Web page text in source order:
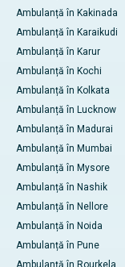
Ambulanță în Kakinada
Ambulanță în Karaikudi
Ambulanță în Karur
Ambulanță în Kochi
Ambulanță în Kolkata
Ambulanță în Lucknow
Ambulanță în Madurai
Ambulanță în Mumbai
Ambulanță în Mysore
Ambulanță în Nashik
Ambulanță în Nellore
Ambulanță în Noida
Ambulanță în Pune